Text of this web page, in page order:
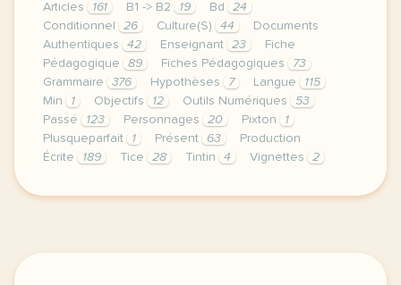
Articles 161 B1 -> B2 19 Bd
24
Conditionnel
26 Culture(S) 44
Documents
Authentiques
42 Enseignant 23
Fiche
Pédagogique
89 Fiches Pédagogiques
73
Grammaire
376 Hypothèses 7 Langue
115
Min
1 Objectifs 12 Outils Numériques
53
Passé
123 Personnages 20 Pixton
1
Plusqueparfait
1 Présent 63
Production
Écrite
189 Tice 28 Tintin 4 Vignettes 2
voici une sequence cle en main sur la bd tintin